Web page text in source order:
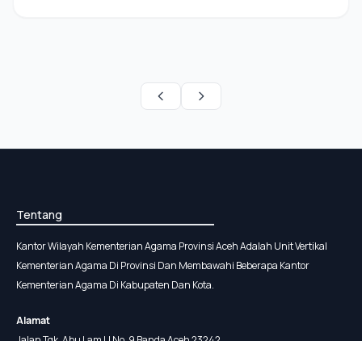
Tentang
Kantor Wilayah Kementerian Agama Provinsi Aceh Adalah Unit Vertikal
Kementerian Agama Di Provinsi Dan Membawahi Beberapa Kantor
Kementerian Agama Di Kabupaten Dan Kota.
Alamat